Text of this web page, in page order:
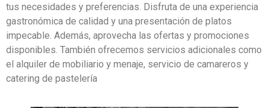
tus necesidades y preferencias. Disfruta de una experiencia
gastronómica de calidad y una presentación de platos
impecable. Además, aprovecha las ofertas y promociones
disponibles. También ofrecemos servicios adicionales como
el alquiler de mobiliario y menaje, servicio de camareros y
catering de pastelería